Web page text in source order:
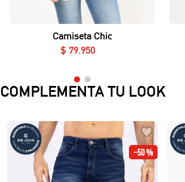
Vista rápida
Camiseta Chic
$ 79.950
COMPLEMENTA TU LOOK
-50 %